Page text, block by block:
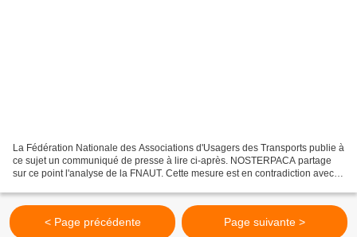
La Fédération Nationale des Associations d'Usagers des Transports publie à
ce sujet un communiqué de presse à lire ci-après. NOSTERPACA partage
sur ce point l'analyse de la FNAUT. Cette mesure est en contradiction avec
< Page précédente Page suivante >